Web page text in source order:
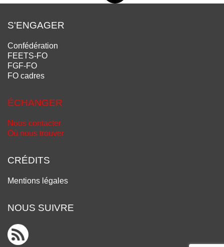
S'ENGAGER
Confédération
FEETS-FO
FGF-FO
FO cadres
ÉCHANGER
Nous contacter
Où nous trouver
CRÉDITS
Mentions légales
NOUS SUIVRE